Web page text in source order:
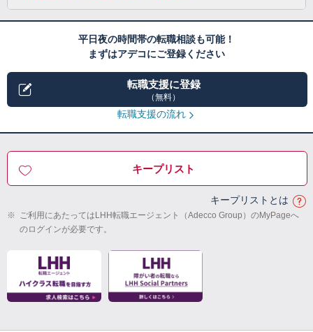
平日夜の時間帯の転職相談も可能！
まずはアデコにご登録ください
転職支援に登録
（無料）
転職支援の流れ
キープリスト
キープリストとは
※ ご利用にあたってはLHH転職エージェント（Adecco Group）のMyPageへ
のログインが必要です。